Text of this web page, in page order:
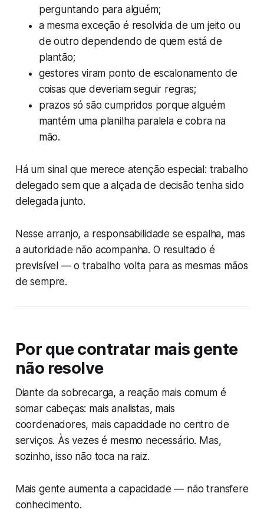
perguntando para alguém;
a mesma exceção é resolvida de um jeito ou
de outro dependendo de quem está de
plantão;
gestores viram ponto de escalonamento de
coisas que deveriam seguir regras;
prazos só são cumpridos porque alguém
mantém uma planilha paralela e cobra na
mão.
Há um sinal que merece atenção especial: trabalho
delegado sem que a alçada de decisão tenha sido
delegada junto.
Nesse arranjo, a responsabilidade se espalha, mas
a autoridade não acompanha. O resultado é
previsível — o trabalho volta para as mesmas mãos
de sempre.
Por que contratar mais gente
não resolve
Diante da sobrecarga, a reação mais comum é
somar cabeças: mais analistas, mais
coordenadores, mais capacidade no centro de
serviços. Às vezes é mesmo necessário. Mas,
sozinho, isso não toca na raiz.
Mais gente aumenta a capacidade — não transfere
conhecimento.